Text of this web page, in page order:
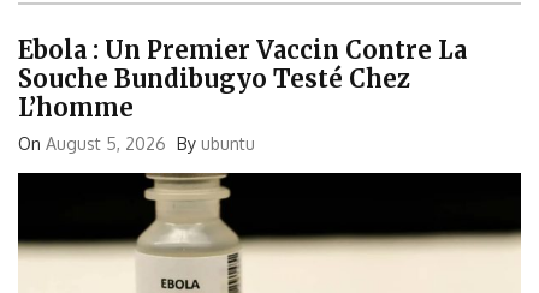
Ebola : Un Premier Vaccin Contre La
Souche Bundibugyo Testé Chez
L’homme
On August 5, 2026 By ubuntu